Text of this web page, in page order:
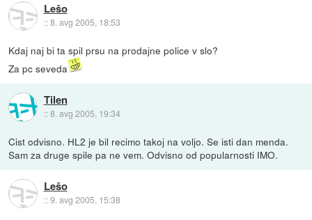
Lešo
::8. avg 2005, 18:53
Kdaj naj bi ta spil prsu na prodajne police v slo?
Za pc seveda
Tilen
::8. avg 2005, 19:34
Cist odvisno. HL2 je bil recimo takoj na voljo. Se isti dan menda.
Sam za druge spile pa ne vem. Odvisno od popularnosti IMO.
Lešo
::9. avg 2005, 15:38